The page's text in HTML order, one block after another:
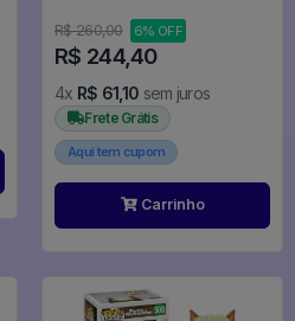
R$ 260,00
6% OFF
R$ 244,40
4x R$ 61,10 sem juros
Frete Grátis
Aqui tem cupom
Carrinho